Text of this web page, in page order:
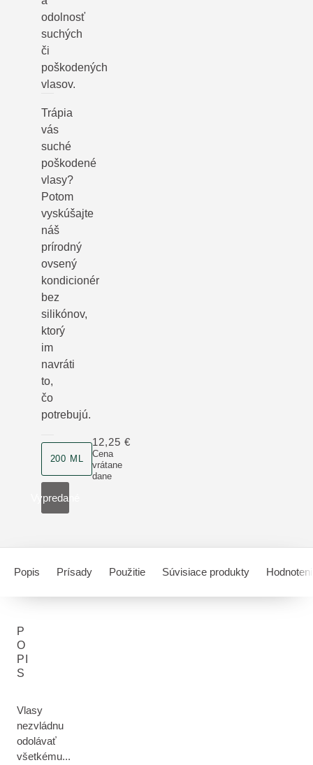
odolnosť
suchých
či
poškodených
vlasov.
Trápia
vás
suché
poškodené
vlasy?
Potom
vyskúšajte
náš
prírodný
ovsený
kondicionér
bez
silikónov,
ktorý
im
navráti
to,
čo
potrebujú.
veľkosť produktu
200 ML
Cena
vrátane
dane
12,25 €
Vypredané
Popis Prísady Použitie Súvisiace produkty
P
O
PI
S
Vlasy
nezvládnu
odolávať
všetkému...